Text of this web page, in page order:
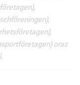
oraz